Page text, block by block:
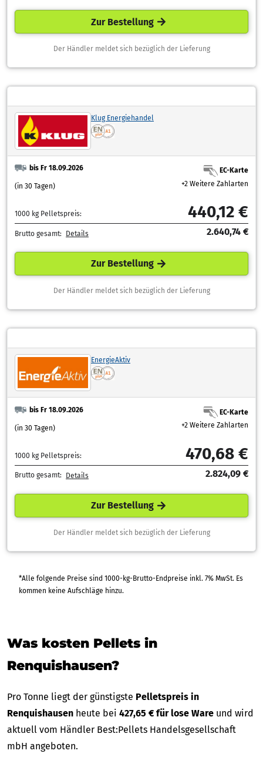
Zur Bestellung
Der Händler meldet sich bezüglich der Lieferung
Klug Energiehandel
bis Fr 18.09.2026
(in 30 Tagen)
EC-Karte
+2 Weitere Zahlarten
1000 kg Pelletspreis: 440,12 €
Brutto gesamt: Details 2.640,74 €
Zur Bestellung
Der Händler meldet sich bezüglich der Lieferung
EnergieAktiv
bis Fr 18.09.2026
(in 30 Tagen)
EC-Karte
+2 Weitere Zahlarten
1000 kg Pelletspreis: 470,68 €
Brutto gesamt: Details 2.824,09 €
Zur Bestellung
Der Händler meldet sich bezüglich der Lieferung
*Alle folgende Preise sind 1000-kg-Brutto-Endpreise inkl. 7% MwSt. Es
kommen keine Aufschläge hinzu.
Was kosten Pellets in
Renquishausen?
Pro Tonne liegt der günstigste Pelletspreis in
Renquishausen heute bei 427,65 € für lose Ware und wird
aktuell vom Händler Best:Pellets Handelsgesellschaft
mbH angeboten.